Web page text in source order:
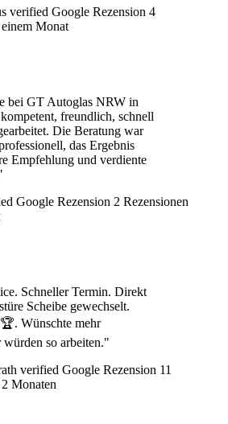
verified Google Rezension 4
Monat
bei GT Autoglas NRW in
freundlich, schnell
Die Beratung war
das Ergebnis
Empfehlung und verdiente
Google Rezension 2 Rezensionen
Schneller Termin. Direkt
Scheibe gewechselt.
Wünschte mehr
würden so arbeiten."
verified Google Rezension 11
Monaten